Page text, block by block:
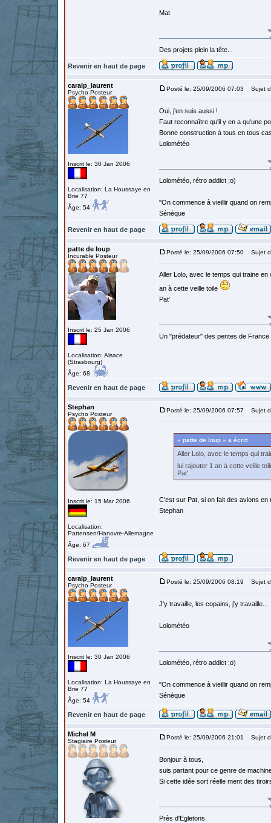
Mat
Des projets plein la tête...
Revenir en haut de page
caralp_laurent
Psycho Posteur
Inscrit le: 30 Jan 2006
Localisation: La Houssaye en
Brie 77
Âge: 54
Posté le: 25/09/2006 07:03 Sujet
Oui, j'en suis aussi !
Faut reconnaître qu'il y en a qu'une
Bonne construction à tous en tous
Lolométéo
Lolométéo, rétro addict ;o)
"On commence à vieillir quand on
Sénèque
Revenir en haut de page
patte de loup
Incurable Posteur
Inscrit le: 25 Jan 2006
Localisation: Alsace
(Strasbourg)
Âge: 68
Posté le: 25/09/2006 07:50 Sujet
Aller Lolo, avec le temps qui traine
an à cette veille toile
Pat'
Un "prédateur" des pentes de
Revenir en haut de page
Stephan
Psycho Posteur
Inscrit le: 15 Mar 2006
Localisation:
Pattensen/Hanovre-Allemagne
Âge: 67
Posté le: 25/09/2006 07:57 Sujet
« patte de loup » a écrit:
Aller Lolo, avec le temps qui
lui rajouter 1 an à cette veille
Pat'
C'est sur Pat, si on fait des avions
Stephan
Revenir en haut de page
caralp_laurent
Psycho Posteur
Inscrit le: 30 Jan 2006
Localisation: La Houssaye en
Brie 77
Âge: 54
Posté le: 25/09/2006 08:19 Sujet
J'y travaille, les copains, j'y travaille...
Lolométéo
Lolométéo, rétro addict ;o)
"On commence à vieillir quand on
Sénèque
Revenir en haut de page
Michel M
Stagiaire Posteur
Posté le: 25/09/2006 21:01 Sujet
Bonjour à tous,
suis partant pour ce genre de
Si cette idée sort réelle ment des
Près d'Egletons.